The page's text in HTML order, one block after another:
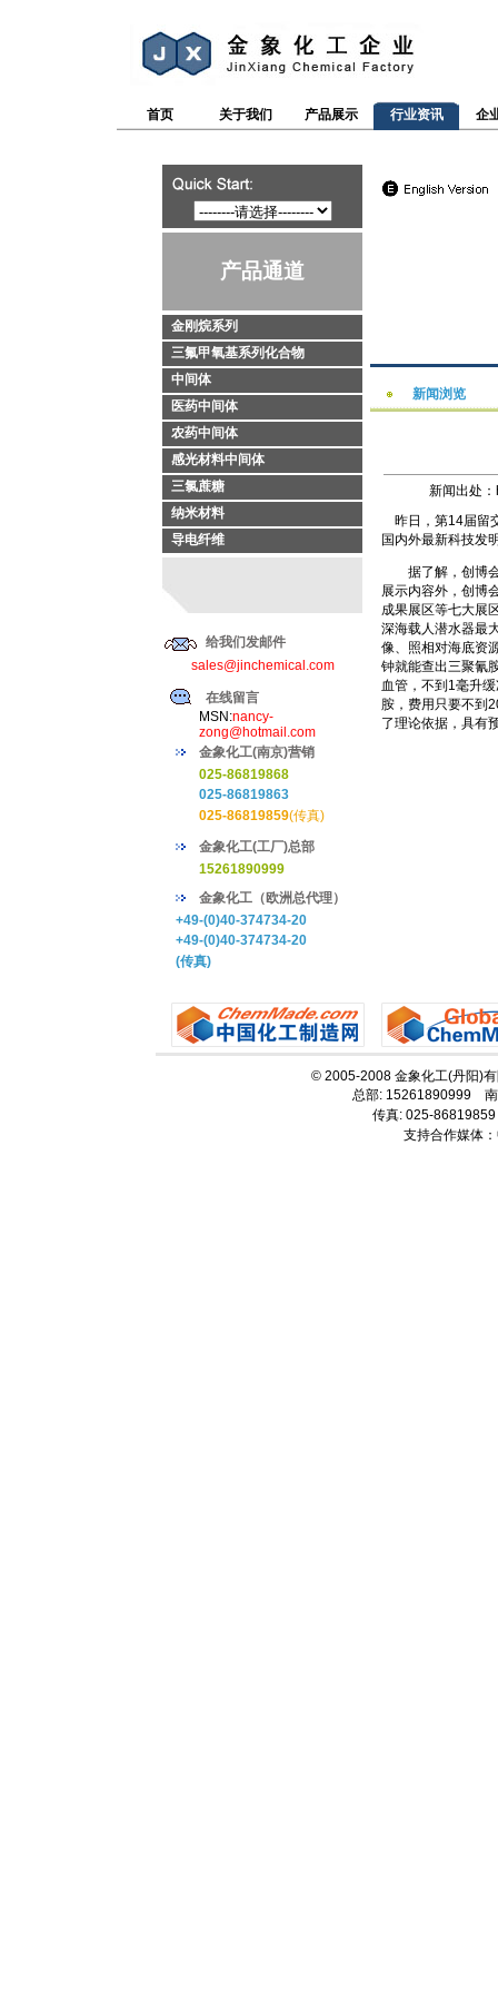
首页 关于我们 产品展示 行业资讯 企
产品通道
金刚烷系列
三氟甲氧基系列化合物
中间体
医药中间体
农药中间体
感光材料中间体
三氯蔗糖
纳米材料
导电纤维
给我们发邮件
sales@jinchemical.com
在线留言
MSN:nancy-
zong@hotmail.com
金象化工(南京)营销
025-86819868
025-86819863
025-86819859(传真)
金象化工(工厂)总部
15261890999
金象化工（欧洲总代理）
+49-(0)40-374734-20
+49-(0)40-374734-20
(传真)
新闻浏览
新闻出处
昨日，第14届留
国内外最新科技发
据了解，创博会
展示内容外，创博
成果展区等七大展
深海载人潜水器最
像、照相对海底资
钟就能查出三聚氰
血管，不到1毫升
胺，费用只要不到
了理论依据，具有
© 2005-2008 金象化工(丹阳)
总部: 15261890999
传真: 025-
支持合作媒体：